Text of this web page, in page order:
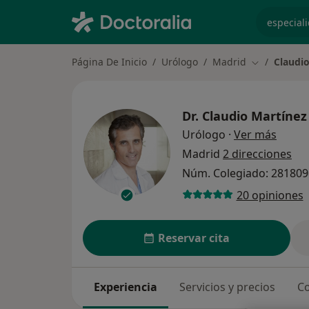
Página De Inicio Urólogo Madrid Cambiar de
Dr. Claudio
Urólogo · Ver más
Madrid 2 direcciones
Núm. Colegiado:
20 opiniones
Reservar cita
Experiencia Servicios y precios